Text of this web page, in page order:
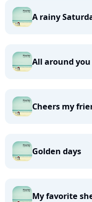
A rainy
All around you
Cheers my
Golden days
My favorite